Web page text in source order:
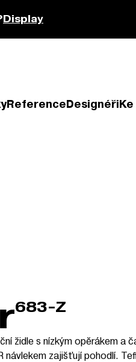
Display
ReferenceDesignéři
683-Z
židle s nízkým opěrákem a
návlekem zajišťují pohodlí.